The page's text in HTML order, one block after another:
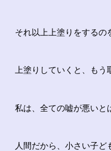
それ以上上塗りをするの
上塗りしていくと、もう
私は、全ての嘘が悪いと
人間だから、小さい子ど